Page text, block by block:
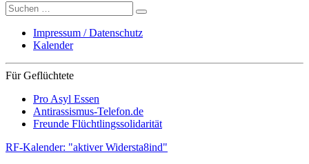
Suche
nach:
Impressum / Datenschutz
Kalender
Für Geflüchtete
Pro Asyl Essen
Antirassismus-Telefon.de
Freunde Flüchtlingssolidarität
RF-Kalender: "aktiver Widersta8ind"